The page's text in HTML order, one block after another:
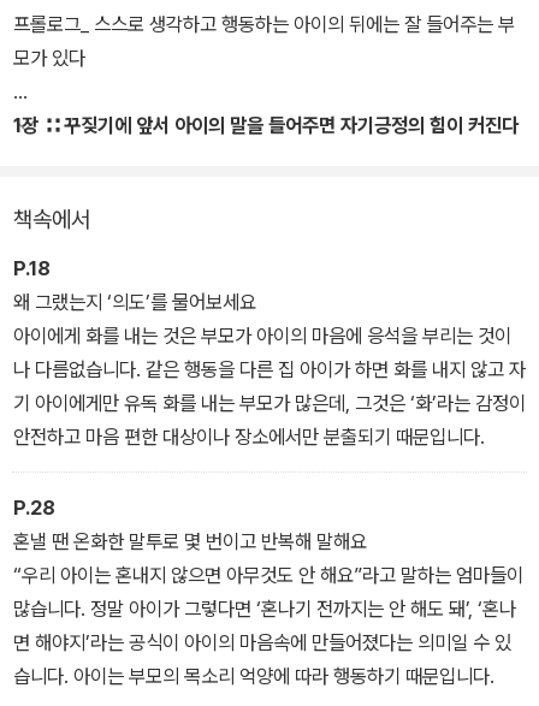
아붙이지 않아도 된다. 육아에는 정답이 없으며, 아이들은 각자 생존
능력을 가지고 태어나 어김없이 잘 자라기 때문이다.
아이와 함께하는 시간이 행복하면 좋겠고, 누구보다 아이를 잘 키우
연스럽다. 소통에서 가장 기본이 되는 것은 ‘듣기’, 즉 경청이다. 육아
도 마찬가지다. 아이의 말을 귀 기울여 끝까지 잘 들어주는 것이야말
로 아이를 있는 그대로 받아들이는 일이며, 아이에게 안정감과 신뢰
감을 주어서 아이 스스로 자신의 생각을 펼치며 잘 자랄 수 있게 하는
토대가 된다.
이 책은 부모들이 놓치기 쉬운 ‘듣기’의 중요성을 일깨워준다. 또한
다 보면 ‘완벽한 육아’의 굴레에서 벗어나 ‘행복한 육아’의 기쁨을 느
끼게 될 것이다.
프롤로그_ 스스로 생각하고 행동하는 아이의 뒤에는 잘 들어주는 부
모가 있다
1장 ∷ 꾸짖기에 앞서 아이의 말을 들어주면 자기긍정의 힘이 커진다
책속에서
P.18
왜 그랬는지 ‘의도’를 물어보세요
아이에게 화를 내는 것은 부모가 아이의 마음에 응석을 부리는 것이
나 다름없습니다. 같은 행동을 다른 집 아이가 하면 화를 내지 않고 자
기 아이에게만 유독 화를 내는 부모가 많은데, 그것은 ‘화’라는 감정이
안전하고 마음 편한 대상이나 장소에서만 분출되기 때문입니다.
P.28
혼낼 땐 온화한 말투로 몇 번이고 반복해 말해요
“우리 아이는 혼내지 않으면 아무것도 안 해요”라고 말하는 엄마들이
많습니다. 정말 아이가 그렇다면 ‘혼나기 전까지는 안 해도 돼’, ‘혼나
면 해야지’라는 공식이 아이의 마음속에 만들어졌다는 의미일 수 있
습니다. 아이는 부모의 목소리 억양에 따라 행동하기 때문입니다.